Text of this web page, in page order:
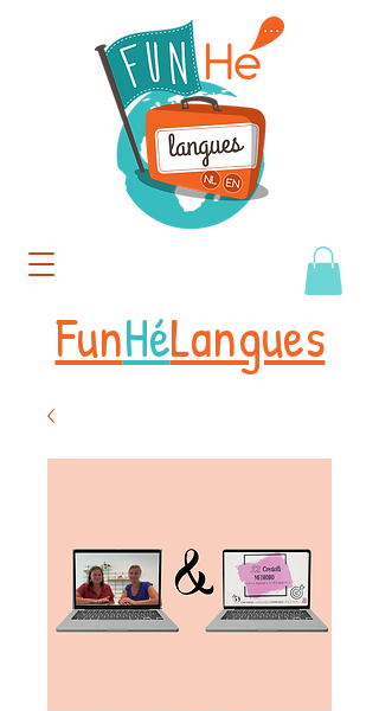
FunHéLangues